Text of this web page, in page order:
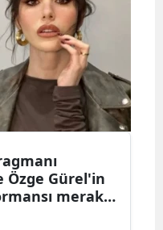
Özge Gürel'in
merak